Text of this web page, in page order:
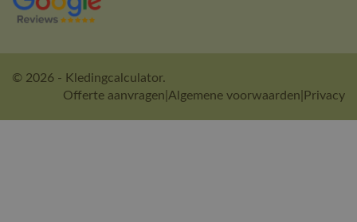
© 2026 - Kledingcalculator.
Offerte aanvragen Algemene voorwaarden Privacy